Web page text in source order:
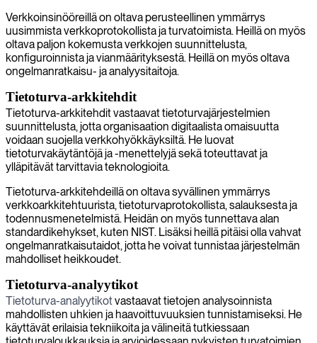
Verkkoinsinööreillä on oltava perusteellinen ymmärrys
uusimmista verkkoprotokollista ja turvatoimista. Heillä on myös
oltava paljon kokemusta verkkojen suunnittelusta,
konfiguroinnista ja vianmäärityksestä. Heillä on myös oltava
ongelmanratkaisu- ja analyysitaitoja.
Tietoturva-arkkitehdit
Tietoturva-arkkitehdit vastaavat tietoturvajärjestelmien
suunnittelusta, jotta organisaation digitaalista omaisuutta
voidaan suojella verkkohyökkäyksiltä. He luovat
tietoturvakäytäntöjä ja -menettelyjä sekä toteuttavat ja
ylläpitävät tarvittavia teknologioita.
Tietoturva-arkkitehdeillä on oltava syvällinen ymmärrys
verkkoarkkitehtuurista, tietoturvaprotokollista, salauksesta ja
todennusmenetelmistä. Heidän on myös tunnettava alan
standardikehykset, kuten NIST. Lisäksi heillä pitäisi olla vahvat
ongelmanratkaisutaidot, jotta he voivat tunnistaa järjestelmän
mahdolliset heikkoudet.
Tietoturva-analyytikot
Tietoturva-analyytikotvastaavat tietojen analysoinnista
mahdollisten uhkien ja haavoittuvuuksien tunnistamiseksi. He
käyttävät erilaisia tekniikoita ja välineitä tutkiessaan